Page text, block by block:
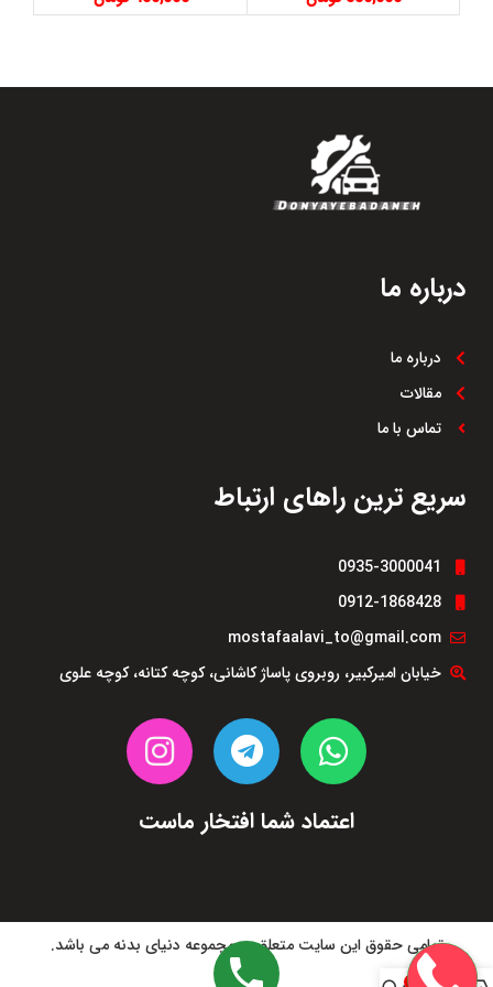
درباره ما
درباره ما
مقالات
تماس با ما
سریع ترین راهای ارتباط
0935-3000041
0912-1868428
mostafaalavi_to@gmail.com
خیابان امیرکبیر، روبروی پاساژ کاشانی، کوچه کتانه، کوچه علوی
اعتماد شما افتخار ماست
تمامی حقوق این سایت متعلق به مجموعه دنیای بدنه می باشد.
0